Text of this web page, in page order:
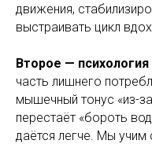
движения,
выстраивать цикл
Второе — психология
часть лишнего
мышечный тонус «из-
перестаёт «бороть
даётся легче. Мы